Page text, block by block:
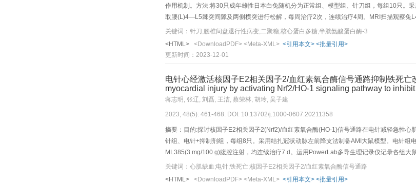
作用机制。方法:将30只成年雄性日本白兔随机分为正常组、模型组、针刀组，每组10只。
取腰(L)4—L5棘突间隙及两侧横突进行松解，每周治疗2次，连续治疗4周。MRI扫描观察
疫组织化学法检测兔L4—L5椎间盘髓核组织中Caspase-3表达，Western blot法检测兔
间盘信号强度降低，模型制备成功。与正常组比较，模型组兔运动迟缓，背部肌肉僵硬，
L5椎间盘信号强度降低；髓核组织中Caspase-3表达明显升高(P<0.05),椎间盘组织中DCN
可能是针刀治疗LIDD的作用机制之一。
关键词：针刀;腰椎间盘退行性病变;二聚糖;核心蛋白多糖;半胱氨酸蛋白酶-3
<HTML>
<DownloadPDF> <Meta-XML> <引用本文> <批量引用>
更新时间：2023-12-01
电针心经激活核因子E2相关因子2/血红素氧合酶信号通路抑制铁死
myocardial injury by activating Nrf2/HO-1 signaling pathway to
蒋志明, 张辽, 刘磊, 王洁, 蔡荣林, 胡玲, 吴子建
2023, 48(5): 461-468. DOI: 10.13702/j.1000-0607.20211358
摘要：目的:探讨核因子E2相关因子2(Nrf2)/血红素氧合酶(HO-1)信号通路在电针减轻急性
针组、电针+抑制剂组，每组8只。采用结扎冠状动脉左前降支法制备AMI大鼠模型。电针组
ML385(3 mg/100 g)腹腔注射，均连续治疗7 d。运用PowerLab多导生理记录仪记录各组
观察心肌组织超微结构，比色法测定大鼠心肌组织Fe
、谷胱甘肽(GSH)含量，Western
酰基辅酶A合成酶长链家族成员(ACSL)4蛋白表达。结果:造模后模型组心率、ST段电位均
关键词：心肌缺血;电针;铁死亡;核因子E2相关因子2/血红素氧合酶信号通路
<HTML>
<DownloadPDF> <Meta-XML> <引用本文> <批量引用>